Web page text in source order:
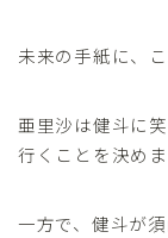
未来の手紙に、
亜里沙は健斗に
行くことを決めま
一方で、健斗が